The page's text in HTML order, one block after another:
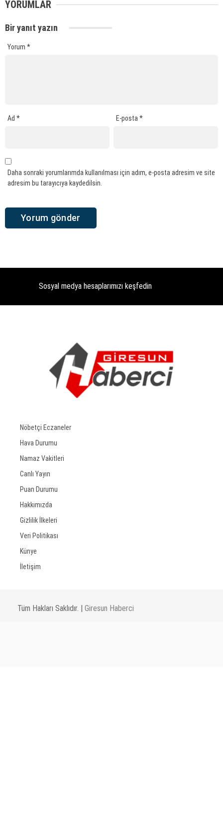
YORUMLAR
Bir yanıt yazın
Yorum *
Ad * E-posta*
Daha sonraki yorumlarımda kullanılması için adım, e-posta adresim ve site
adresim bu tarayıcıya kaydedilsin.
Sosyal medya hesaplarımızı keşfedin
Nöbetçi Eczaneler
Hava Durumu
Namaz Vakitleri
Canlı Yayın
Puan Durumu
Hakkımızda
Gizlilik İlkeleri
Veri Politikası
Künye
İletişim
Tüm Hakları Saklıdır. | Giresun Haberci